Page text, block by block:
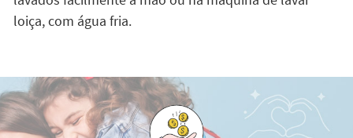
loiça, com água fria.